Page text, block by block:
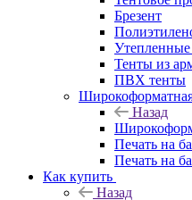
Брезент
Тенты из
ПВХ тенты
Назад
Печать на
Печать на
Как купить
Назад